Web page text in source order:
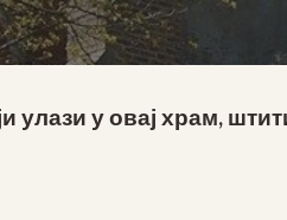
улази у овај храм,